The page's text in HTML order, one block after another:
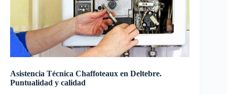
Asistencia Técnica Chaffoteaux en Deltebre.
Puntualidad y calidad